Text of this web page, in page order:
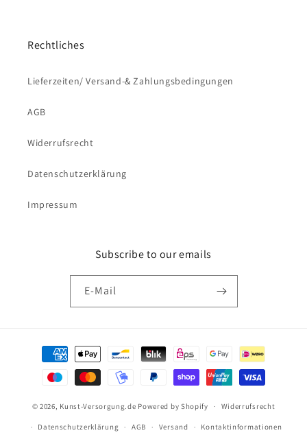
Rechtliches
Lieferzeiten/ Versand-& Zahlungsbedingungen
AGB
Widerrufsrecht
Datenschutzerklärung
Impressum
Subscribe to our emails
E-Mail
Zahlungsmethoden
© 2026, Kunst-Versorgung.de Powered by Shopify Widerrufsrecht
Datenschutzerklärung AGB Versand Kontaktinformationen